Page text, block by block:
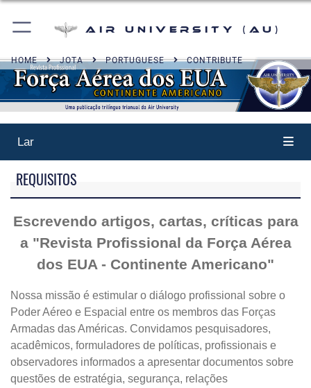
Air University (AU)
HOME JOTA PORTUGUESE CONTRIBUTE
Lar
REQUISITOS
Escrevendo artigos, cartas, críticas para
a "Revista Profissional da Força Aérea
dos EUA - Continente Americano"
Nossa missão é estimular o diálogo profissional sobre o
Poder Aéreo e Espacial entre os membros das Forças
Armadas das Américas. Convidamos pesquisadores,
acadêmicos, formuladores de políticas, profissionais e
observadores informados a apresentar documentos sobre
questões de estratégia, segurança, relações